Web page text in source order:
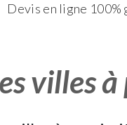
Devis en ligne
villes